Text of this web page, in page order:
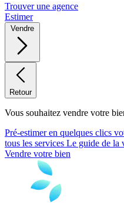
Trouver une agence
Estimer
Vendre
Retour
Vous souhaitez vendre votre
Pré-estimer en quelques clics
tous les services Le guide de la
Vendre votre bien